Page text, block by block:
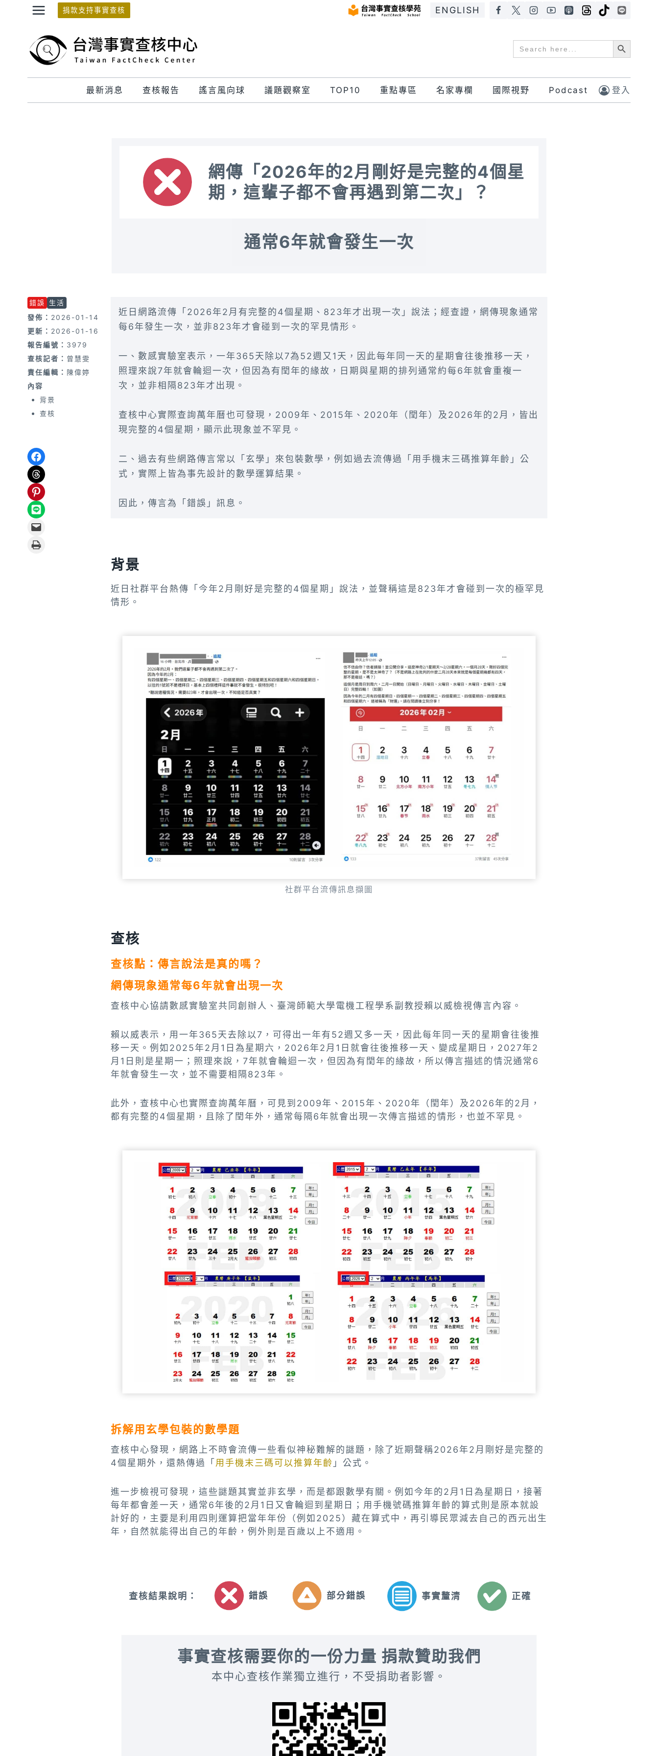
捐款支持事實查核 ENGLISH
Search
for:
Search Button
最新消息 查核報告 謠言風向球 議題觀察室 TOP10 重點專區 名家專欄 國際視野 Podcast 登入
網傳「2026年的2月剛好是完整的4個星
期，這輩子都不會再遇到第二次」？
通常6年就會發生一次
錯誤
生活
發佈： 2026-01-14
更新： 2026-01-16
報告編號： 3979
查核記者： 曾慧雯
責任編輯： 陳偉婷
內容
背景
查核
Share on Facebook
Share on Threads
Share on Pinterest
Share on LINE
Email this Page
Print this Page
近日網路流傳「2026年2月有完整的4個星期、823年才出現一次」說法；經查證，網傳現象通常
每6年發生一次，並非823年才會碰到一次的罕見情形。
一、數感實驗室表示，一年365天除以7為52週又1天，因此每年同一天的星期會往後推移一天，
照理來說7年就會輪迴一次，但因為有閏年的緣故，日期與星期的排列通常約每6年就會重複一
次，並非相隔823年才出現。
查核中心實際查詢萬年曆也可發現，2009年、2015年、2020年（閏年）及2026年的2月，皆出
現完整的4個星期，顯示此現象並不罕見。
二、過去有些網路傳言常以「玄學」來包裝數學，例如過去流傳過「用手機末三碼推算年齡」公
式，實際上皆為事先設計的數學運算結果。
因此，傳言為「錯誤」訊息。
背景
近日社群平台熱傳「今年2月剛好是完整的4個星期」說法，並聲稱這是823年才會碰到一次的極罕見
情形。
社群平台流傳訊息擷圖
查核
查核點： 傳言說法是真的嗎？
網傳現象通常每6年就會出現一次
查核中心協請數感實驗室共同創辦人、臺灣師範大學電機工程學系副教授賴以威檢視傳言內容。
賴以威表示，用一年365天去除以7，可得出一年有52週又多一天，因此每年同一天的星期會往後推
移一天。例如2025年2月1日為星期六，2026年2月1日就會往後推移一天、變成星期日，2027年2
月1日則是星期一；照理來說，7年就會輪迴一次，但因為有閏年的緣故，所以傳言描述的情況通常6
年就會發生一次，並不需要相隔823年。
此外，查核中心也實際查詢萬年曆，可見到2009年、2015年、2020年（閏年）及2026年的2月，
都有完整的4個星期，且除了閏年外，通常每隔6年就會出現一次傳言描述的情形，也並不罕見。
拆解用玄學包裝的數學題
查核中心發現，網路上不時會流傳一些看似神秘難解的謎題，除了近期聲稱2026年2月剛好是完整的
4個星期外，還熱傳過「 用手機末三碼可以推算年齡 」公式。
進一步檢視可發現，這些謎題其實並非玄學，而是都跟數學有關。例如今年的2月1日為星期日，接著
每年都會差一天，通常6年後的2月1日又會輪迴到星期日；用手機號碼推算年齡的算式則是原本就設
計好的，主要是利用四則運算把當年年份（例如2025）藏在算式中，再引導民眾減去自己的西元出生
年，自然就能得出自己的年齡，例外則是百歲以上不適用。
查核結果說明： 錯誤 部分錯誤 事實釐清 正確
事實查核需要你的一份力量 捐款贊助我們
本中心查核作業獨立進行，不受捐助者影響。